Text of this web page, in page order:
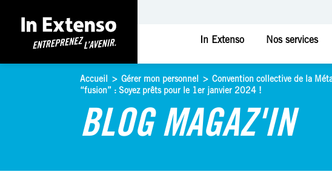
In Extenso Nos services
Accueil > Gérer mon personnel > Convention collective de la
“fusion” : Soyez prêts pour le 1er janvier 2024 !
BLOG MAGAZ'IN